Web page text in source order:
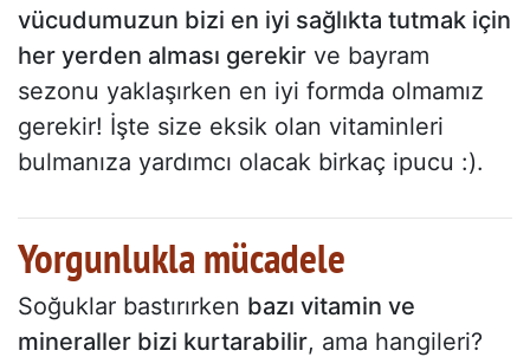
vücudumuzun bizi en iyi sağlıkta tutmak için
her yerden alması gerekir ve bayram
sezonu yaklaşırken en iyi formda olmamız
gerekir! İşte size eksik olan vitaminleri
bulmanıza yardımcı olacak birkaç ipucu :).
Yorgunlukla mücadele
Soğuklar bastırırken bazı vitamin ve
mineraller bizi kurtarabilir, ama hangileri?